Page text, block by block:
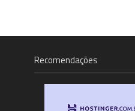
Recomendações